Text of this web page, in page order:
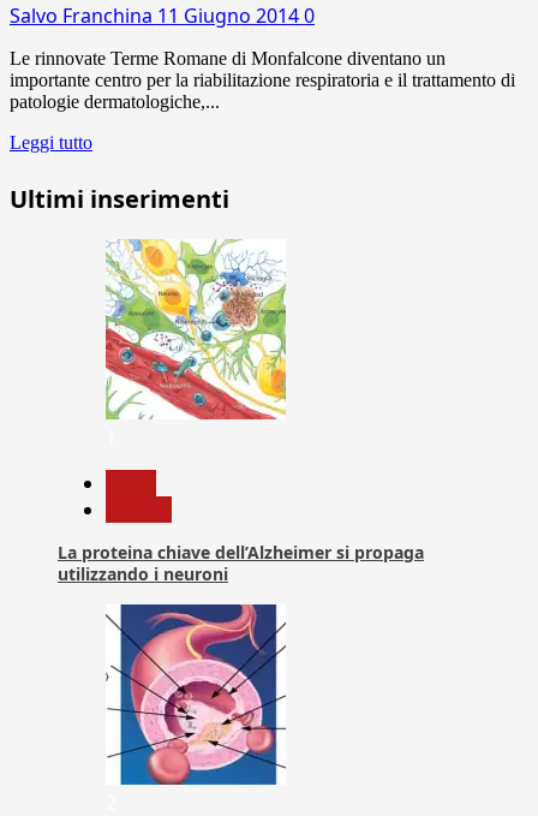
Salvo Franchina 11 Giugno 20140
Le rinnovate Terme Romane di Monfalcone diventano un
importante centro per la riabilitazione respiratoria e il trattamento di
patologie dermatologiche,...
Leggi tutto
Ultimi inserimenti
La proteina chiave dell’Alzheimer si propaga
utilizzando i neuroni